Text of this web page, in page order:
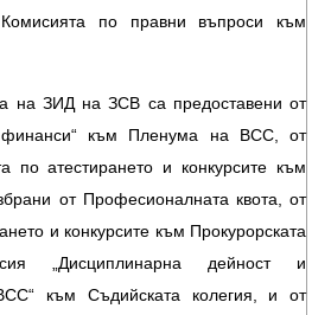
по правни въпроси към
на ЗИД на ЗСВ са предоставени от
към Пленума на ВСС, от
по атестирането и конкурсите към
от Професионалната квота, от
и конкурсите към Прокурорската
„Дисциплинарна дейност и
към Съдийската колегия, и от